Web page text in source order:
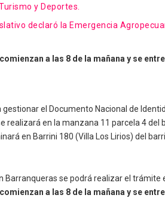
y Deportes.
declaró la Emergencia
a las 8 de la mañana y se
gestionar el Documento Nacional de
realizará en la manzana 11 parcela 4 del
en Barrini 180 (Villa Los Lirios) del
Barranqueras se podrá realizar el trámite
a las 8 de la mañana y se